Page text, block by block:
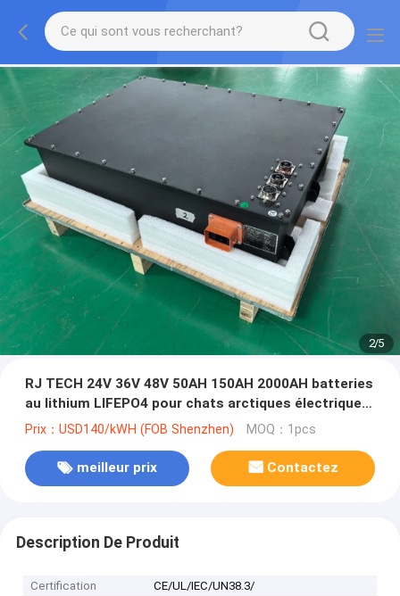
2/5
RJ TECH 24V 36V 48V 50AH 150AH 2000AH batteries
au lithium LIFEPO4 pour chats arctiques électrique
UTV certifié MSDS IEC62619
Prix：USD140/kWH (FOB Shenzhen) MOQ：1pcs
meilleur prix Contactez
Description De Produit
Certification
CE/UL/IEC/UN38.3/